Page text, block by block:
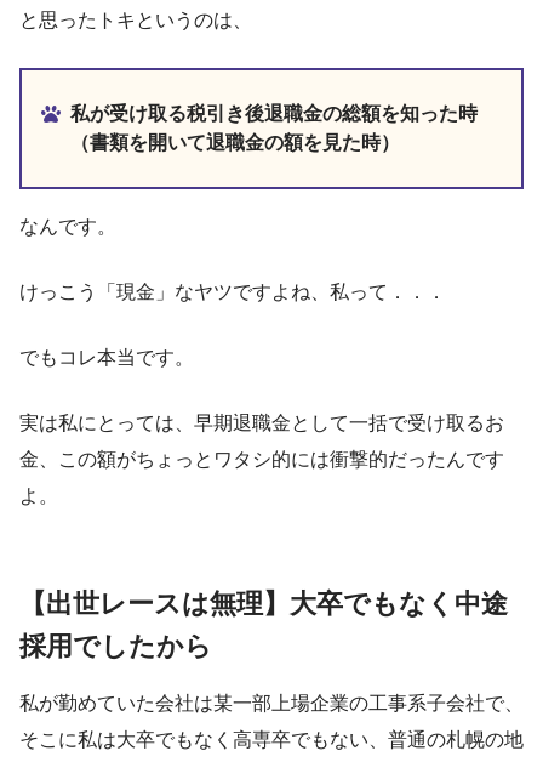
と思ったトキというのは、
私が受け取る税引き後退職金の総額を知った時
（書類を開いて退職金の額を見た時）
なんです。
けっこう「現金」なヤツですよね、私って．．．
でもコレ本当です。
実は私にとっては、早期退職金として一括で受け取るお
金、この額がちょっとワタシ的には衝撃的だったんです
よ。
【出世レースは無理】大卒でもなく中途
採用でしたから
私が勤めていた会社は某一部上場企業の工事系子会社で、
そこに私は大卒でもなく高専卒でもない、普通の札幌の地